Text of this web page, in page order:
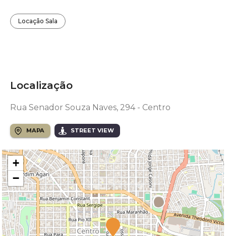
Locação Sala
Localização
Rua Senador Souza Naves, 294 - Centro
MAPA STREET VIEW
+
−